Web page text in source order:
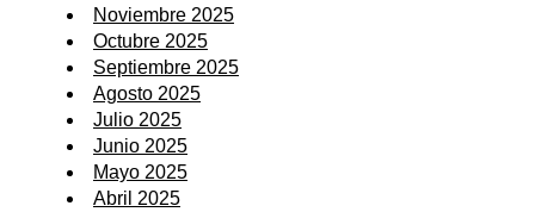
Noviembre 2025
Octubre 2025
Septiembre 2025
Agosto 2025
Julio 2025
Junio 2025
Mayo 2025
Abril 2025